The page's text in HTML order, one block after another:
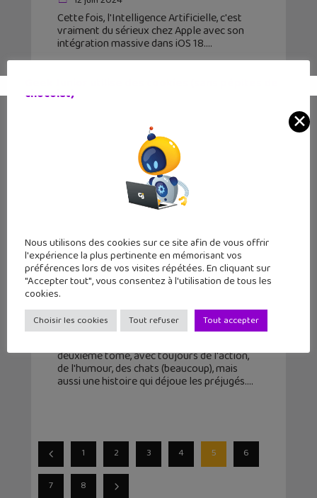
Cette fois, l'Intelligence Artificielle, c'est
vraiment du sérieux chez Apple avec son
intégration massive dans iOS 18.
Sortie BD : Katie la Catsitter est de
retour avec ses chats!
11 juin 2024
deuxième tome, avec toujours de l'action,
de l'humour, des chats (beaucoup), mais
aussi une histoire qui déjoue les préjugés.
1 2 3 4 5 6
7 8
chocolat)
Nous utilisons des cookies sur ce site afin de vous offrir
l'expérience la plus pertinente en mémorisant vos
préférences lors de vos visites répétées. En cliquant sur
"Accepter tout", vous consentez à l'utilisation de tous les
cookies.
Choisir les cookies Tout refuser Tout accepter
✕